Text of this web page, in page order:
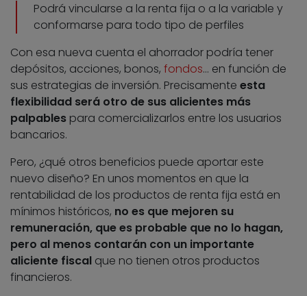
Podrá vincularse a la renta fija o a la variable y
conformarse para todo tipo de perfiles
Con esa nueva cuenta el ahorrador podría tener
depósitos, acciones, bonos, fondos… en función de
sus estrategias de inversión. Precisamente esta
flexibilidad será otro de sus alicientes más
palpables para comercializarlos entre los usuarios
bancarios.
Pero, ¿qué otros beneficios puede aportar este
nuevo diseño? En unos momentos en que la
rentabilidad de los productos de renta fija está en
mínimos históricos, no es que mejoren su
remuneración, que es probable que no lo hagan,
pero al menos contarán con un importante
aliciente fiscal que no tienen otros productos
financieros.